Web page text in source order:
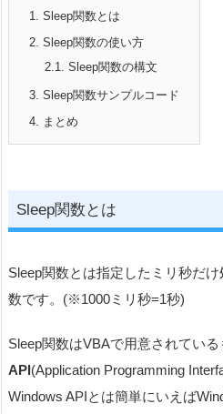
1. Sleep関数とは
2. Sleep関数の使い方
2.1. Sleep関数の構文
3. Sleep関数サンプルコード
4. まとめ
Sleep関数とは
Sleep関数とは指定したミリ秒だ
数です。(※1000ミリ秒=1秒)
Sleep関数はVBAで用意されている
API(Application Programming
Windows APIとは簡単にいえば